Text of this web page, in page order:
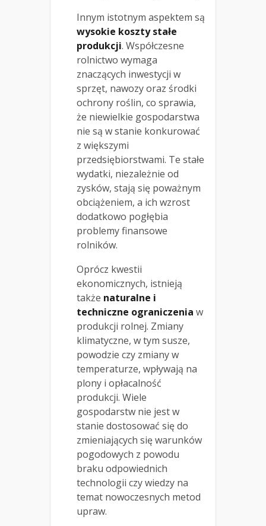
Innym istotnym aspektem są
wysokie koszty stałe
produkcji. Współczesne
rolnictwo wymaga
znaczących inwestycji w
sprzęt, nawozy oraz środki
ochrony roślin, co sprawia,
że niewielkie gospodarstwa
nie są w stanie konkurować
z większymi
przedsiębiorstwami. Te stałe
wydatki, niezależnie od
zysków, stają się poważnym
obciążeniem, a ich wzrost
dodatkowo pogłębia
problemy finansowe
rolników.
Oprócz kwestii
ekonomicznych, istnieją
także naturalne i
techniczne ograniczenia w
produkcji rolnej. Zmiany
klimatyczne, w tym susze,
powodzie czy zmiany w
temperaturze, wpływają na
plony i opłacalność
produkcji. Wiele
gospodarstw nie jest w
stanie dostosować się do
zmieniających się warunków
pogodowych z powodu
braku odpowiednich
technologii czy wiedzy na
temat nowoczesnych metod
upraw.